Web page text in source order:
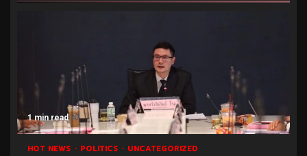
1 min read
HOT NEWS POLITICS UNCATEGORIZED